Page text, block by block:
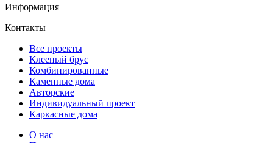
Информация
Контакты
Все проекты
Клееный брус
Комбинированные
Каменные дома
Авторские
Индивидуальный проект
Каркасные дома
О нас